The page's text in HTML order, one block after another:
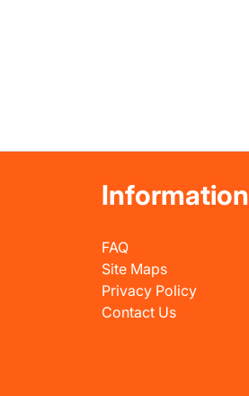
Information
FAQ
Site Maps
Privacy Policy
Contact Us